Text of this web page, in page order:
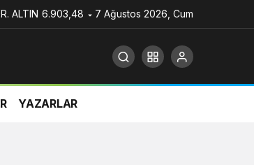
ALTIN 6.903,48 7 Ağustos 2026, Cum
YAZARLAR